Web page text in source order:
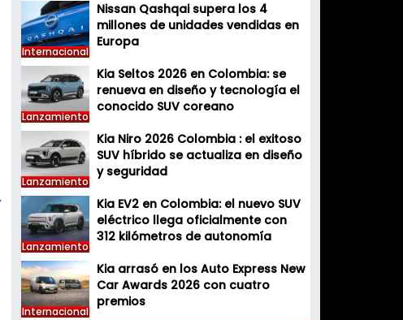
Internacional
Nissan Qashqai supera los 4
millones de unidades vendidas en
Europa
Lanzamiento
Kia Seltos 2026 en Colombia: se
renueva en diseño y tecnología el
conocido SUV coreano
Lanzamiento
Kia Niro 2026 Colombia : el exitoso
SUV híbrido se actualiza en diseño
y seguridad
Lanzamiento
Kia EV2 en Colombia: el nuevo SUV
eléctrico llega oficialmente con
312 kilómetros de autonomía
Internacional
Kia arrasó en los Auto Express New
Car Awards 2026 con cuatro
premios